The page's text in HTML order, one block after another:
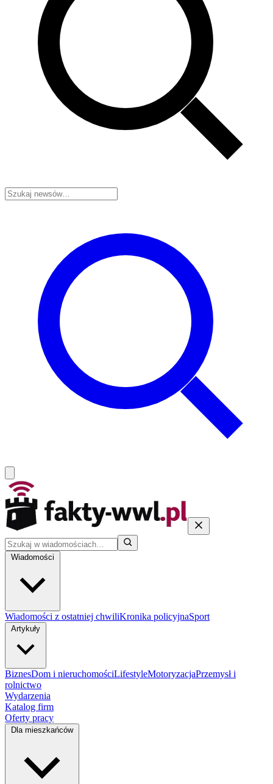
Wiadomości
Wiadomości z ostatniej chwiliKronika policyjnaSport
Artykuły
BiznesDom i nieruchomościLifestyleMotoryzacjaPrzemysł i
rolnictwo
Wydarzenia
Katalog firm
Oferty pracy
Dla mieszkańców